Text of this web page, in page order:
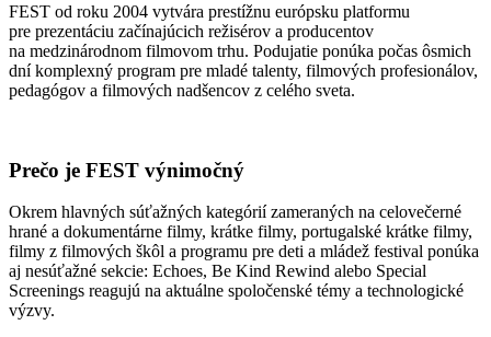
FEST od roku 2004 vytvára prestížnu európsku platformu
pre prezentáciu začínajúcich režisérov a producentov
na medzinárodnom filmovom trhu. Podujatie ponúka počas ôsmich
dní komplexný program pre mladé talenty, filmových profesionálov,
pedagógov a filmových nadšencov z celého sveta.
Prečo je FEST výnimočný
Okrem hlavných súťažných kategórií zameraných na celovečerné
hrané a dokumentárne filmy, krátke filmy, portugalské krátke filmy,
filmy z filmových škôl a programu pre deti a mládež festival ponúka
aj nesúťažné sekcie: Echoes, Be Kind Rewind alebo Special
Screenings reagujú na aktuálne spoločenské témy a technologické
výzvy.